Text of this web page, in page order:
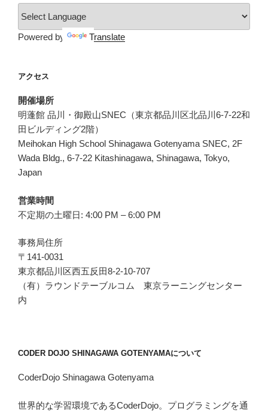
Powered by Translate
アクセス
開催場所
明蓬館 品川・御殿山SNEC（東京都品川区北品川6-7-22和
田ビルディング2階）
Meihokan High School Shinagawa Gotenyama SNEC, 2F
Wada Bldg., 6-7-22 Kitashinagawa, Shinagawa, Tokyo,
Japan
営業時間
不定期の土曜日: 4:00 PM – 6:00 PM
事務局住所
〒141-0031
東京都品川区西五反田8-2-10-707
（有）ラウンドテーブルコム 東京ラーニングセンター
内
CODER DOJO SHINAGAWA GOTENYAMAについて
CoderDojo Shinagawa Gotenyama
世界的な学習環境であるCoderDojo。プログラミングを通